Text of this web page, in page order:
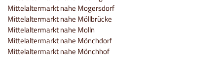
Mittelaltermarkt nahe Mogersdorf
Mittelaltermarkt nahe Möllbrücke
Mittelaltermarkt nahe Molln
Mittelaltermarkt nahe Mönchdorf
Mittelaltermarkt nahe Mönchhof